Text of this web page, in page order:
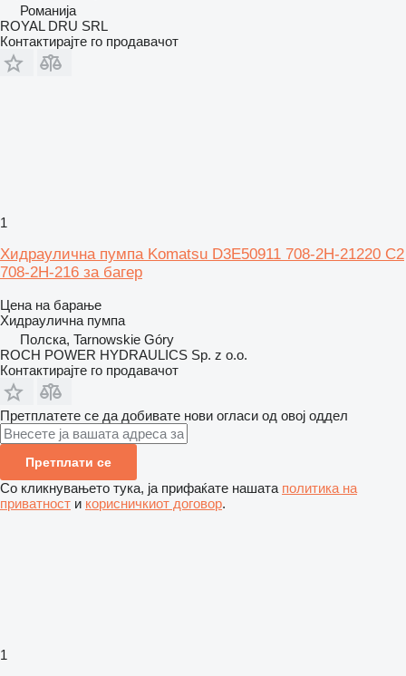
Романија
ROYAL DRU SRL
Контактирајте го продавачот
1
Хидраулична пумпа Komatsu D3E50911 708-2H-21220 C2
708-2H-216 за багер
Цена на барање
Хидраулична пумпа
Полска, Tarnowskie Góry
ROCH POWER HYDRAULICS Sp. z o.o.
Контактирајте го продавачот
Претплатете се да добивате нови огласи од овој оддел
Претплати се
Со кликнувањето тука, ја прифаќате нашата политика на
приватност и корисничкиот договор.
1